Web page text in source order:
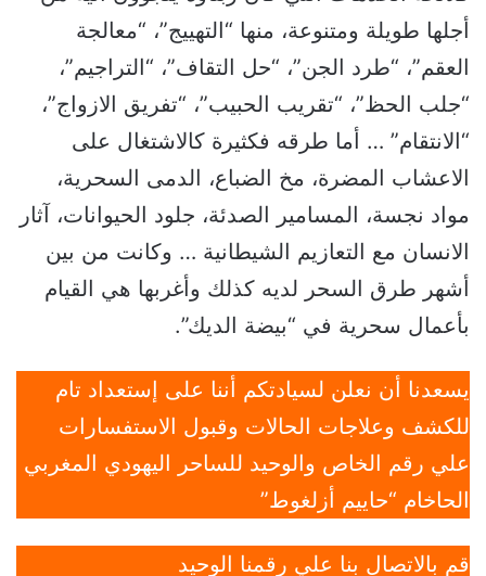
أجلها طويلة ومتنوعة، منها “التهييج”، “معالجة
العقم”، “طرد الجن”، “حل التقاف”، “التراجيم”،
“جلب الحظ”، “تقريب الحبيب”، “تفريق الازواج”،
“الانتقام” … أما طرقه فكثيرة كالاشتغال على
الاعشاب المضرة، مخ الضباع، الدمى السحرية،
مواد نجسة، المسامير الصدئة، جلود الحيوانات، آثار
الانسان مع التعازيم الشيطانية … وكانت من بين
أشهر طرق السحر لديه كذلك وأغربها هي القيام
بأعمال سحرية في “بيضة الديك”.
يسعدنا أن نعلن لسيادتكم أننا على إستعداد تام
للكشف وعلاجات الحالات وقبول الاستفسارات
علي رقم الخاص والوحيد للساحر اليهودي المغربي
الحاخام “حاييم أزلغوط”
قم بالاتصال بنا علي رقمنا الوحيد